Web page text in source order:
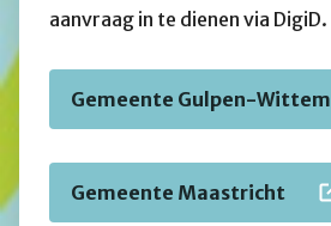
aanvraag in te dienen via DigiD.
Gemeente Gulpen-Wittem
Gemeente Maastricht